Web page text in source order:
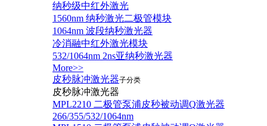
纳秒级中红外激光
1560nm 纳秒激光二极管模块
1064nm 波段纳秒激光器
冷消融中红外激光模块
532/1064nm 2ns亚纳秒激光器
More>>
皮秒脉冲激光器子分类
皮秒脉冲激光器
​MPL2210 二极管泵浦皮秒被动调Q激光器
266/355/532/1064nm